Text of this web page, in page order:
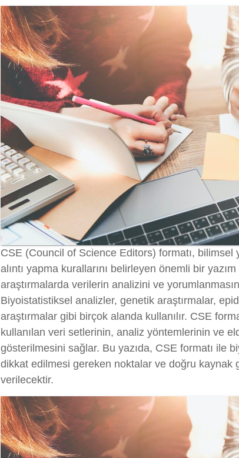
CSE (Council of Science Editors) formatı,
alıntı yapma kurallarını belirleyen önemli bir
araştırmalarda verilerin analizini ve
Biyoistatistiksel analizler, genetik araştırmalar,
araştırmalar gibi birçok alanda kullanılır. CSE
kullanılan veri setlerinin, analiz yöntemlerinin ve
gösterilmesini sağlar. Bu yazıda, CSE formatı ile
dikkat edilmesi gereken noktalar ve doğru kaynak
verilecektir.